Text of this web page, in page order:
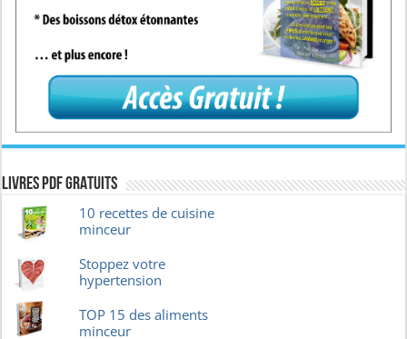
Livres pdf GRATUITS
10 recettes de cuisine
minceur
Stoppez votre
hypertension
TOP 15 des aliments
minceur